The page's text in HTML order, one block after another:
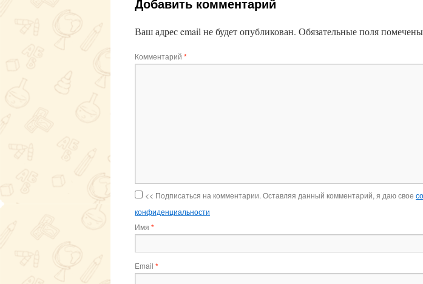
Ваш адрес email не будет опубликован. Обязательные поля помечены
Комментарий *
<< Подписаться на комментарии. Оставляя данный комментарий, я даю свое
конфиденциальности
Имя *
Email *